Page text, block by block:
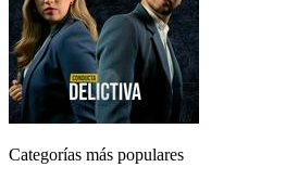
Categorías más populares